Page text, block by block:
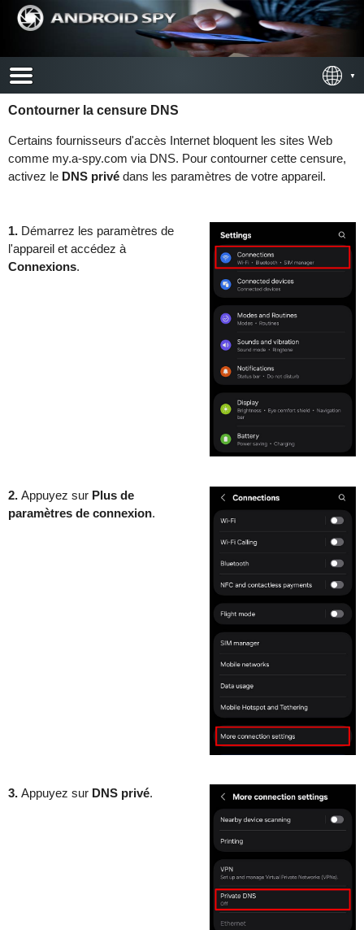
Contourner la censure DNS
Certains fournisseurs d'accès Internet bloquent les sites Web
comme my.a-spy.com via DNS. Pour contourner cette censure,
activez le DNS privé dans les paramètres de votre appareil.
1. Démarrez les paramètres de
l'appareil et accédez à
Connexions.
2. Appuyez sur Plus de
paramètres de connexion.
3. Appuyez sur DNS privé.